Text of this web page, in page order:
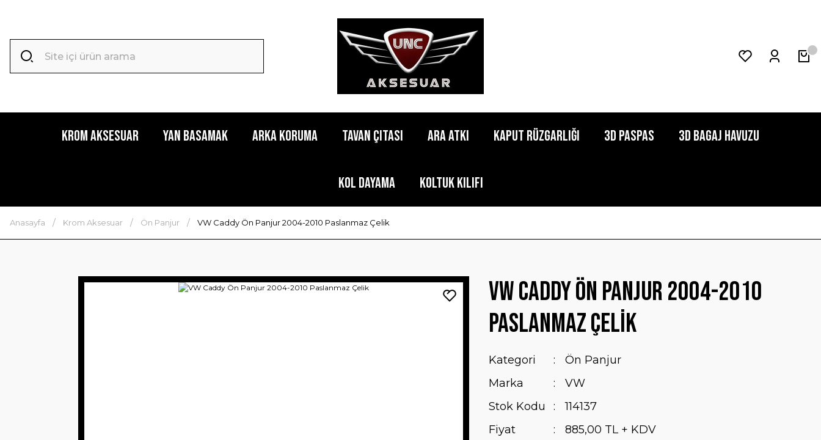
Krom Aksesuar Yan Basamak Arka Koruma Tavan Çıtası Ara Atkı Kaput Rüzgarlığı 3D Paspas 3D Bagaj Havuzu
Kol Dayama Koltuk Kılıfı
Anasayfa Krom Aksesuar Ön Panjur VW Caddy Ön Panjur 2004-2010 Paslanmaz Çelik
VW Caddy Ön Panjur 2004-2010
Paslanmaz Çelik
Kategori
Ön Panjur
Marka
VW
Stok Kodu
114137
Fiyat
885,00 TL + KDV